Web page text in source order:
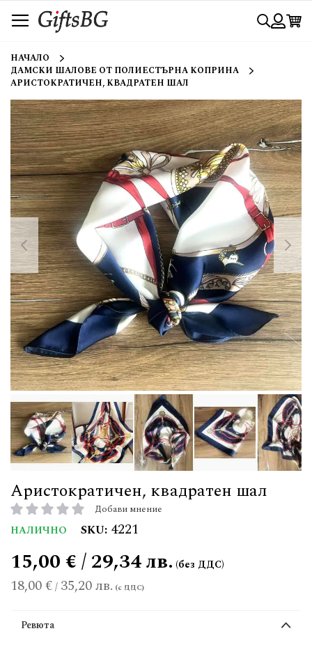
към
съдържанието
Търси
НАЧАЛО
ДАМСКИ ШАЛОВЕ ОТ ПОЛИЕСТЪРНА КОПРИНА
АРИСТОКРАТИЧЕН, КВАДРАТЕН ШАЛ
Аристократичен, квадратен шал
рейтинг: Добави мнение
НАЛИЧНО SKU 4221
18,00 €/ 35,20 лв.
15,00 € / 29,34 лв.
Ревюта